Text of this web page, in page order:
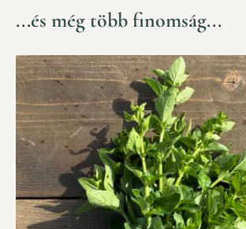
...és még több finomság...